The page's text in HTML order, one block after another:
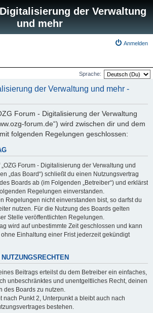
der Verwaltung
und mehr
Anmelden
Sprache:
der Verwaltung und mehr -
Forum - Digitalisierung der Verwaltung
forum.de“) wird zwischen dir und dem
folgenden Regelungen geschlossen:
„OZG Forum - Digitalisierung der Verwaltung und
„das Board“) schließt du einen Nutzungsvertrag
Boards ab (im Folgenden „Betreiber“) und erklärst
Regelungen einverstanden.
Regelungen nicht einverstanden bist, so darfst du
nutzen. Für die Nutzung des Boards gelten
Stelle veröffentlichten Regelungen.
wird auf unbestimmte Zeit geschlossen und kann
Einhaltung einer Frist jederzeit gekündigt
Beitrags erteilst du dem Betreiber ein einfaches,
unbeschränktes und unentgeltliches Recht, deinen
des Boards zu nutzen.
nach Punkt 2, Unterpunkt a bleibt auch nach
bestehen.